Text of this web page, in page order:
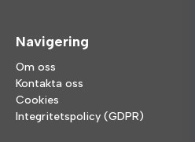
Navigering
Om oss
Kontakta oss
Cookies
Integritetspolicy (GDPR)